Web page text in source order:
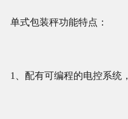
单式包装秤功能特点：
1、配有可编程的电控系统